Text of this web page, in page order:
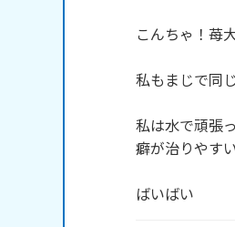
こんちゃ！苺
私もまじで同
私は水で頑張
癖が治りやす
ばいばい